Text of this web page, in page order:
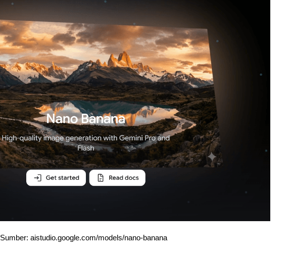
Sumber: aistudio.google.com/models/nano-banana